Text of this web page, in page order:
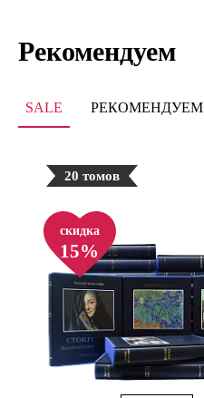
Рекомендуем
SALE РЕКОМЕНДУЕМ
20 томов
скидка
15%